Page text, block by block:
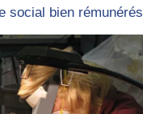
social bien rémunérés